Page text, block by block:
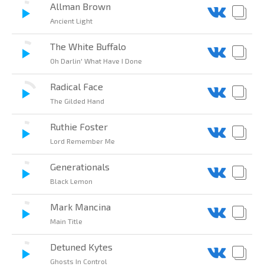
Allman Brown
Ancient Light
The White Buffalo
Oh Darlin' What Have I Done
Radical Face
The Gilded Hand
Ruthie Foster
Lord Remember Me
Generationals
Black Lemon
Mark Mancina
Main Title
Detuned Kytes
Ghosts In Control